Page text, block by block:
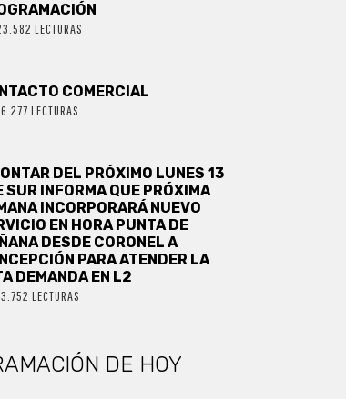
LECTURAS
COMERCIAL
LECTURAS
DEL PRÓXIMO LUNES 13
SUR INFORMA QUE PRÓXIMA
INCORPORARÁ NUEVO
EN HORA PUNTA DE
DESDE CORONEL A
PARA ATENDER LA
DEMANDA EN L2
LECTURAS
DE HOY